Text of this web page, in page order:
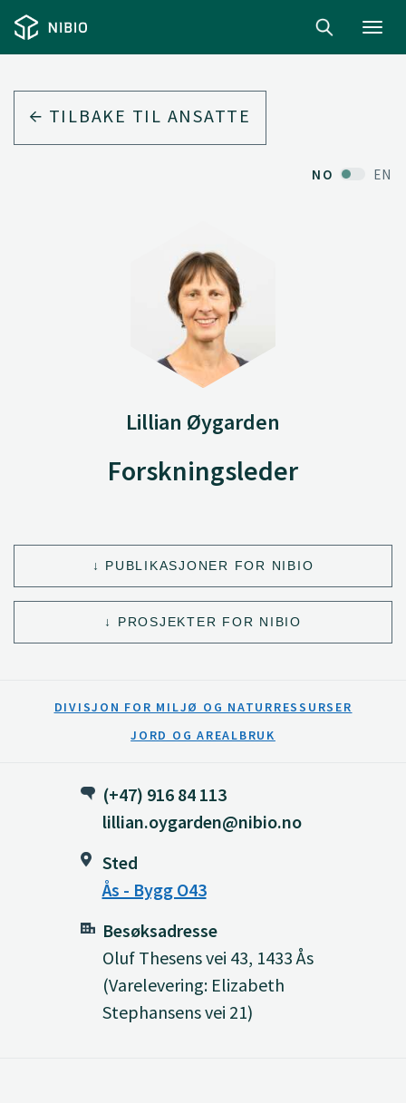
TILBAKE TIL ANSATTE
NO EN
Lillian Øygarden
Forskningsleder
PUBLIKASJONER FOR NIBIO
PROSJEKTER FOR NIBIO
DIVISJON FOR MILJØ OG NATURRESSURSER
JORD OG AREALBRUK
(+47) 916 84 113
lillian.oygarden@nibio.no
Sted
Ås - Bygg O43
Besøksadresse
Oluf Thesens vei 43, 1433 Ås
(Varelevering: Elizabeth
Stephansens vei 21)